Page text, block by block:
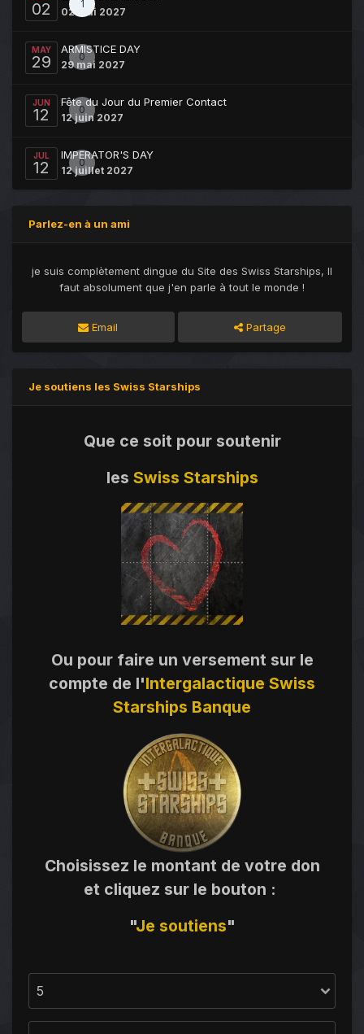
02 1
02 mai 2027
MAY
29 0
ARMISTICE DAY
29 mai 2027
JUN
12 0
Fête du Jour du Premier Contact
12 juin 2027
JUL
12 0
IMPERATOR'S DAY
12 juillet 2027
Parlez-en à un ami
je suis complètement dingue du Site des Swiss Starships, Il
faut absolument que j'en parle à tout le monde !
Email Partage
Je soutiens les Swiss Starships
Que ce soit pour soutenir
les Swiss Starships
Ou pour faire un versement sur le
compte de l'Intergalactique Swiss
Starships Banque
Choisissez le montant de votre don
et cliquez sur le bouton :
"Je soutiens"